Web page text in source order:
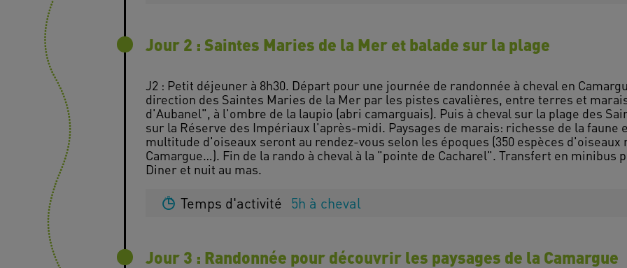
Jour 2 : Saintes Maries de la Mer et balade sur la plage
J2 : Petit déjeuner à 8h30. Départ pour une journée de randonnée à cheval en
direction des Saintes Maries de la Mer par les pistes cavalières, entre terres et
d'Aubanel", à l'ombre de la laupio (abri camarguais). Puis à cheval sur la plage des
sur la Réserve des Impériaux l'après-midi. Paysages de marais: richesse de la faune
multitude d'oiseaux seront au rendez-vous selon les époques (350 espèces
Camargue…). Fin de la rando à cheval à la "pointe de Cacharel". Transfert en minibus
Temps d'activité 5h à cheval
Jour 3 : Randonnée pour découvrir les paysages de la Camargue